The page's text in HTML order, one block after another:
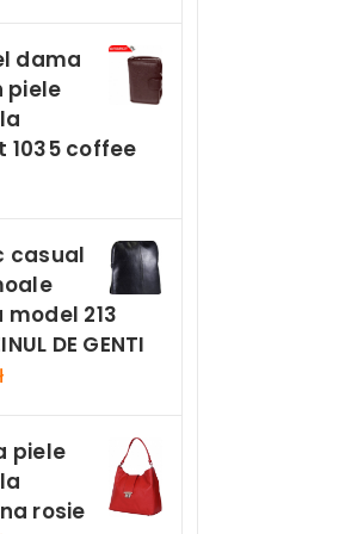
dama
piele
1035 coffee
casual
213
DE GENTI
piele
rosie